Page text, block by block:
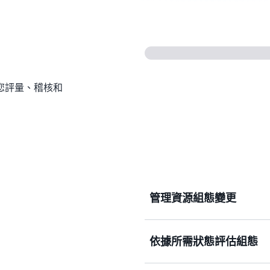
評量、稽核和
管理資源組態變更
依據所需狀態評估組態